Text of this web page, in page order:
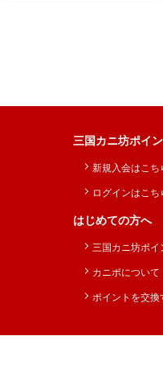
三国カニ坊ポイ
新規入会はこち
ログインはこち
はじめての方へ
三国カニ坊ポ
カニポについて
ポイントを交換